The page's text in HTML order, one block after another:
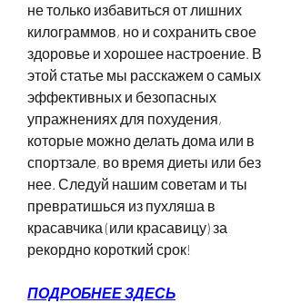
не только избавиться от лишних
килограммов, но и сохранить свое
здоровье и хорошее настроение. В
этой статье мы расскажем о самых
эффективных и безопасных
упражнениях для похудения,
которые можно делать дома или в
спортзале, во время диеты или без
нее. Следуй нашим советам и ты
превратишься из пухляша в
красавчика (или красавицу) за
рекордно короткий срок!
ПОДРОБНЕЕ ЗДЕСЬ